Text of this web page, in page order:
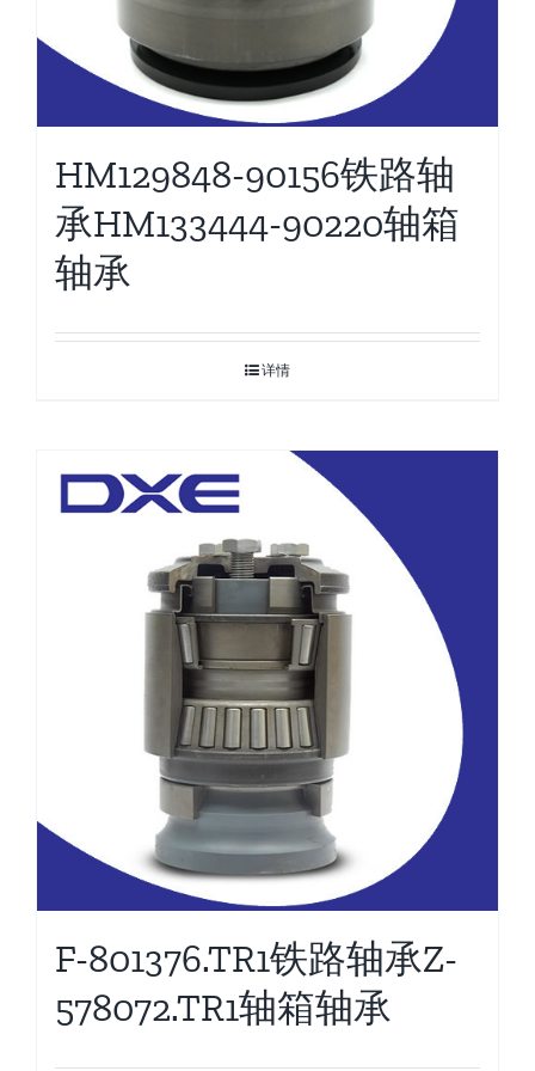
HM129848-90156铁路轴
承HM133444-90220轴箱
轴承
详情
F-801376.TR1铁路轴承Z-
578072.TR1轴箱轴承